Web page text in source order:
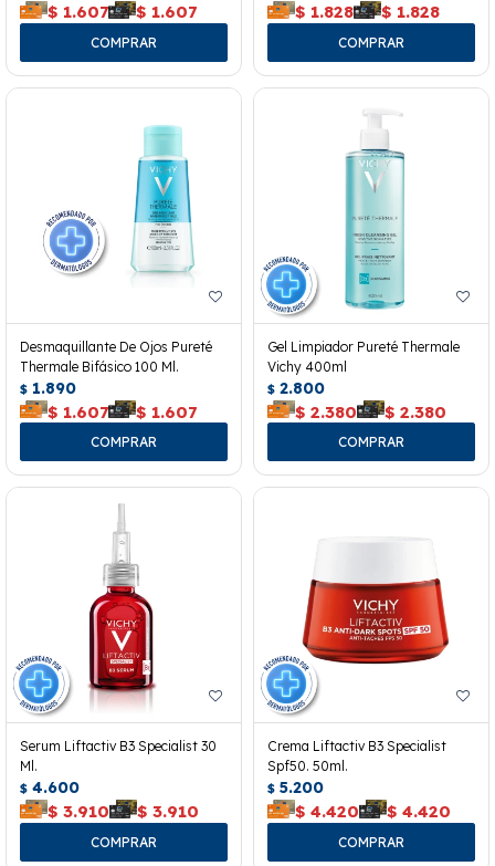
$ 1.607 $ 1.607 $ 1.828 $ 1.828
Desmaquillante De Ojos Pureté
Thermale Bifásico 100 Ml.
$ 1.890
$ 1.607 $ 1.607
Gel Limpiador Pureté Thermale
Vichy 400ml
$ 2.800
$ 2.380 $ 2.380
Serum Liftactiv B3 Specialist 30
Ml.
$ 4.600
$ 3.910 $ 3.910
Crema Liftactiv B3 Specialist
Spf50. 50ml.
$ 5.200
$ 4.420 $ 4.420